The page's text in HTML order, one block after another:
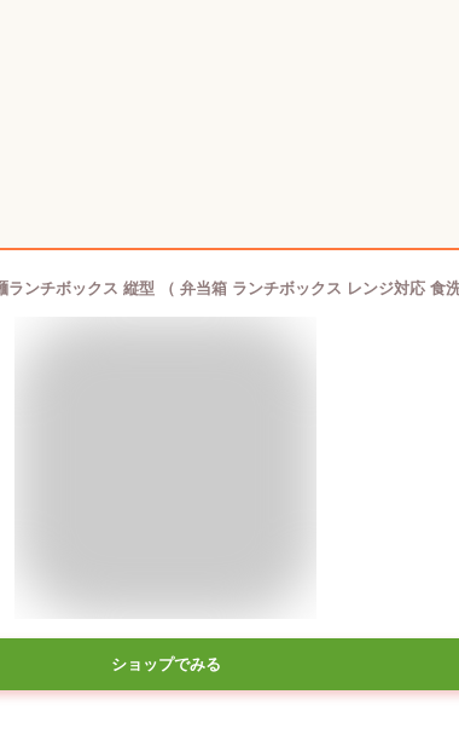
ショップでみる